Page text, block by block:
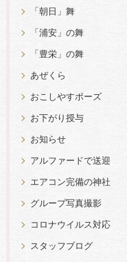
「朝日」舞
「浦安」の舞
「豊栄」の舞
あぜくら
おこしやすポーズ
お下がり授与
お知らせ
アルファードで送迎
エアコン完備の神社
グループ写真撮影
コロナウイルス対応
スタッフブログ